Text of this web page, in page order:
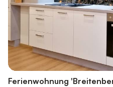
Ferienwohnung